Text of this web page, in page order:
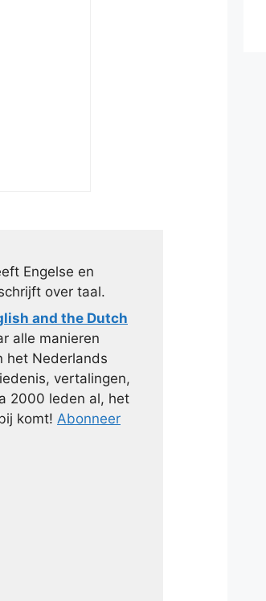
Engelse en
over taal.
and the Dutch
alle manieren
het Nederlands
vertalingen,
2000 leden al, het
komt! Abonneer